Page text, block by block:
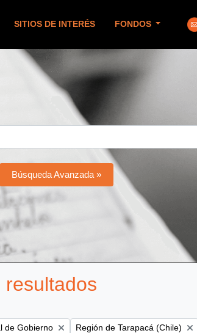
SITIOS DE INTERÉS FONDOS
Búsqueda Avanzada »
resultados
de Gobierno Remove filter:
Región de Tarapacá (Chile)